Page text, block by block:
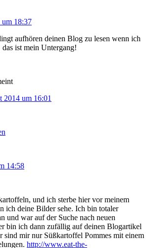
um 18:37
aufhören deinen Blog zu lesen wenn ich
ist mein Untergang!
2014 um 16:01
14:58
und ich sterbe hier vor meinem
ich deine Bilder sehe. Ich bin totaler
und war auf der Suche nach neuen
bin ich dann zufällig auf deinen Blogartikel
sind mir nur Süßkartoffel Pommes mit einem
http://www.eat-the-